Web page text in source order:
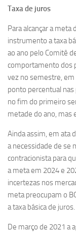
Taxa de juros
Para alcançar a meta
instrumento a taxa
ao ano pelo Comitê
comportamento dos
vez no semestre, em
ponto percentual
no fim do primeiro
metade do ano, mas
Ainda assim, em ata
a necessidade de se
contracionista para
a meta em 2024 e
incertezas nos
meta preocupam o
a taxa básica de juros.
De março de 2021 a